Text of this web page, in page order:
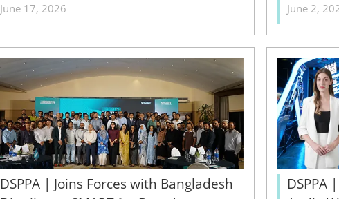
June 17, 2026 June 2,
DSPPA | Joins Forces with Bangladesh
DSPPA